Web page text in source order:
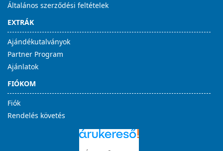
Általános szerződési feltételek
EXTRÁK
Ajándékutalványok
Partner Program
Ajánlatok
FIÓKOM
Fiók
Rendelés követés